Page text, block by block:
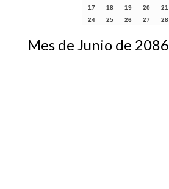
17
18 19 20 21
24
25 26 27 28
Mes de Junio de 2086